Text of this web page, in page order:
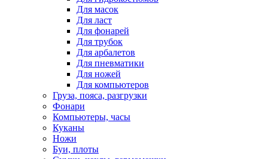
Для масок
Для ласт
Для фонарей
Для трубок
Для арбалетов
Для пневматики
Для ножей
Для компьютеров
Груза, пояса, разгрузки
Фонари
Компьютеры, часы
Куканы
Ножи
Буи, плоты